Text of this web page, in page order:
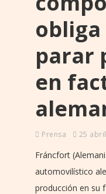
obliga
parar
en
Prensa 25
Fráncfort
automovilístico
producción en su